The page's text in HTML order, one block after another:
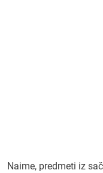
Naime, predmeti iz